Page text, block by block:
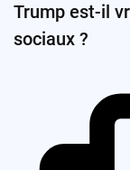
Trump est-il
sociaux ?